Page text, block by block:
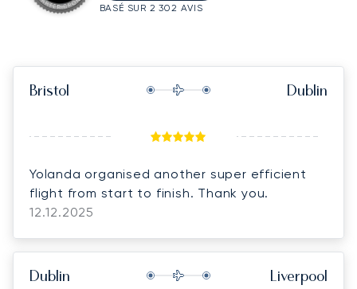
BASÉ SUR 2 302 AVIS
Bristol Dublin
Yolanda organised another super efficient
flight from start to finish. Thank you.
12.12.2025
Dublin Liverpool